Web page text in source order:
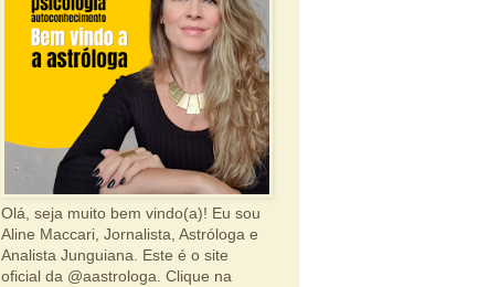
Olá, seja muito bem vindo(a)! Eu sou
Aline Maccari, Jornalista, Astróloga e
Analista Junguiana. Este é o site
oficial da @aastrologa. Clique na